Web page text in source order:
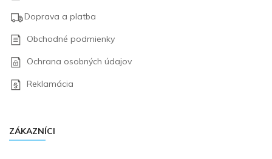
Doprava a platba
Obchodné podmienky
Ochrana osobných údajov
Reklamácia
ZÁKAZNÍCI